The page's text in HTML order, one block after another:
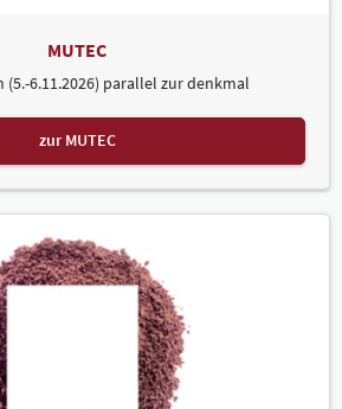
MUTEC
(5.-6.11.2026) parallel zur denkmal
zur MUTEC